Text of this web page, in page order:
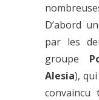
D’abord
par les
groupe
Alesia),